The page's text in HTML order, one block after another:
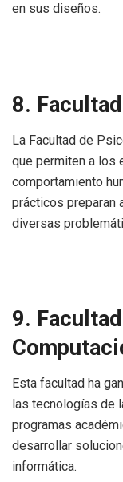
en sus diseños.
8.
La Facultad de
que permiten a los
comportamiento
prácticos preparan
diversas
9.
Esta facultad ha
las tecnologías de
programas
desarrollar
informática.